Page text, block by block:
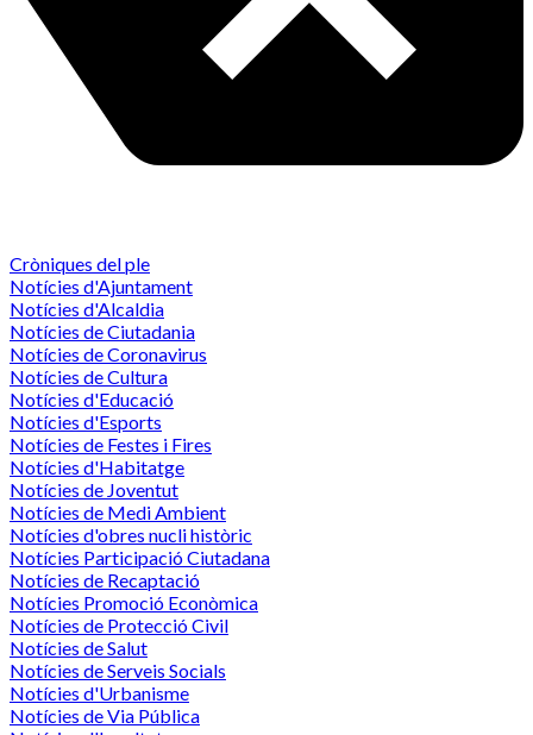
Cròniques del ple
Notícies d'Ajuntament
Notícies d'Alcaldia
Notícies de Ciutadania
Notícies de Coronavirus
Notícies de Cultura
Notícies d'Educació
Notícies d'Esports
Notícies de Festes i Fires
Notícies d'Habitatge
Notícies de Joventut
Notícies de Medi Ambient
Notícies d'obres nucli històric
Notícies Participació Ciutadana
Notícies de Recaptació
Notícies Promoció Econòmica
Notícies de Protecció Civil
Notícies de Salut
Notícies de Serveis Socials
Notícies d'Urbanisme
Notícies de Via Pública